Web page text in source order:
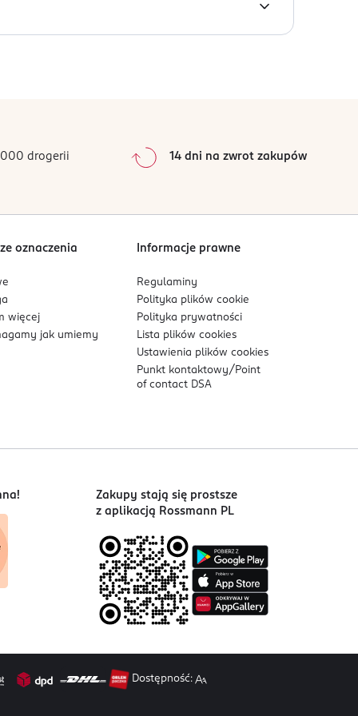
0%
Sortowanie wgdata: od najnowszej
drogerii 14 dni na zwrot zakupów
oznaczenia
więcej
jak umiemy
Informacje prawne
Regulaminy
Polityka plikówcookie
Polityka prywatności
Lista plikówcookies
Ustawienia plikówcookies
Punkt kontaktowy/ Point
of contact DSA
Zakupy stają się prostsze
z aplikacją Rossmann PL
Dostępność: